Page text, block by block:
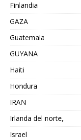
Finlandia
GAZA
Guatemala
GUYANA
Haiti
Hondura
IRAN
Irlanda del norte,
Israel